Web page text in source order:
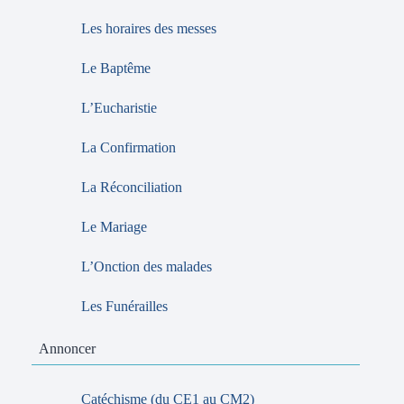
Les horaires des messes
Le Baptême
L’Eucharistie
La Confirmation
La Réconciliation
Le Mariage
L’Onction des malades
Les Funérailles
Annoncer
Catéchisme (du CE1 au CM2)